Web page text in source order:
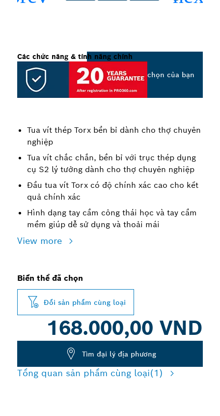
Tua vít thép Torx bền bỉ dành cho thợ chuyên
nghiệp
Tua vít chắc chắn, bền bỉ với trục thép dụng
cụ S2 lý tưởng dành cho thợ chuyên nghiệp
Đầu tua vít Torx có độ chính xác cao cho kết
quả chính xác
Hình dạng tay cầm công thái học và tay cầm
mềm giúp dễ sử dụng và thoải mái
View more
Các chức năng & tính năng chính
Chọn tùy chọn của bạn
Biến thể đã chọn
Đổi sản phẩm cùng loại
168.000,00 VND
Tìm đại lý địa phương
Tổng quan sản phẩm cùng loại(1)